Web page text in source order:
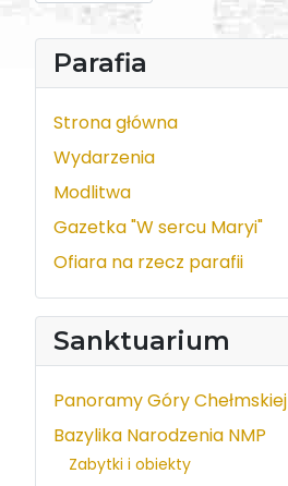
Parafia
Strona główna
Wydarzenia
Modlitwa
Gazetka "W sercu Maryi"
Ofiara na rzecz parafii
Sanktuarium
Panoramy Góry Chełmskiej
Bazylika Narodzenia NMP
Zabytki i obiekty